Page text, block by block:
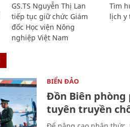
GS.TS Nguyễn Thị Lan
tiếp tục giữ chức Giám
đốc Học viện Nông
nghiệp Việt Nam
Tìm
lịch y
BIỂN ĐẢO
Đồn Biên phòng
tuyên truyền